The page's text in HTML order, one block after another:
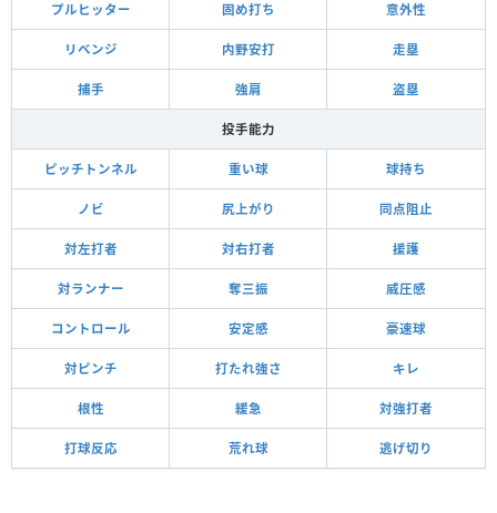
プルヒッター 固め打ち 意外性
リベンジ 内野安打 走塁
捕手 強肩 盗塁
投手能力
ピッチトンネル 重い球 球持ち
ノビ 尻上がり 同点阻止
対左打者 対右打者 援護
対ランナー 奪三振 威圧感
コントロール 安定感 豪速球
対ピンチ 打たれ強さ キレ
根性 緩急 対強打者
打球反応 荒れ球 逃げ切り